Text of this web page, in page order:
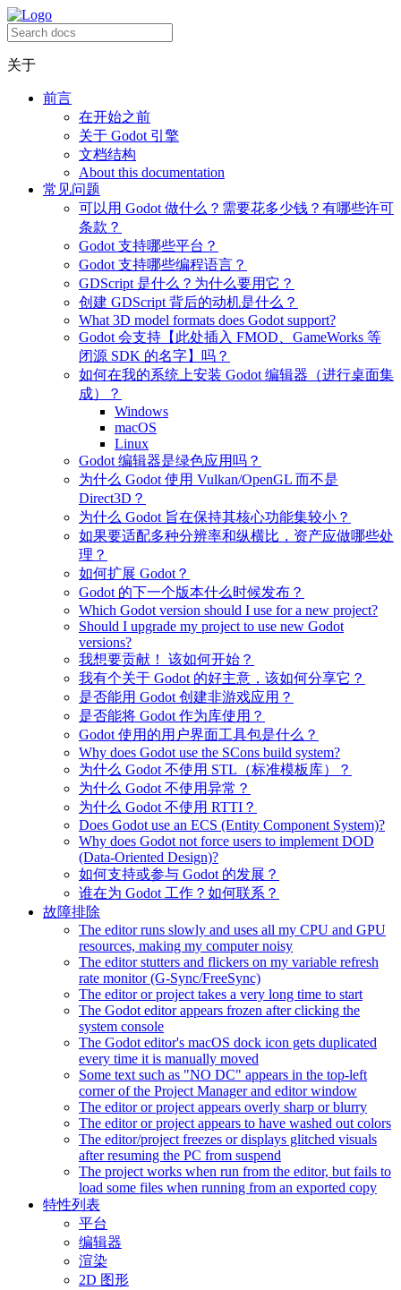
关于
前言
在开始之前
关于 Godot 引擎
文档结构
About this documentation
常见问题
可以用 Godot 做什么？需要花多少钱？有哪些许可
条款？
Godot 支持哪些平台？
Godot 支持哪些编程语言？
GDScript 是什么？为什么要用它？
创建 GDScript 背后的动机是什么？
What 3D model formats does Godot support?
Godot 会支持【此处插入 FMOD、GameWorks 等
闭源 SDK 的名字】吗？
如何在我的系统上安装 Godot 编辑器（进行桌面集
成）？
Windows
macOS
Linux
Godot 编辑器是绿色应用吗？
为什么 Godot 使用 Vulkan/OpenGL 而不是
Direct3D？
为什么 Godot 旨在保持其核心功能集较小？
如果要适配多种分辨率和纵横比，资产应做哪些处
理？
如何扩展 Godot？
Godot 的下一个版本什么时候发布？
Which Godot version should I use for a new project?
Should I upgrade my project to use new Godot
versions?
我想要贡献！ 该如何开始？
我有个关于 Godot 的好主意，该如何分享它？
是否能用 Godot 创建非游戏应用？
是否能将 Godot 作为库使用？
Godot 使用的用户界面工具包是什么？
Why does Godot use the SCons build system?
为什么 Godot 不使用 STL（标准模板库）？
为什么 Godot 不使用异常？
为什么 Godot 不使用 RTTI？
Does Godot use an ECS (Entity Component System)?
Why does Godot not force users to implement DOD
(Data-Oriented Design)?
如何支持或参与 Godot 的发展？
谁在为 Godot 工作？如何联系？
故障排除
The editor runs slowly and uses all my CPU and GPU
resources, making my computer noisy
The editor stutters and flickers on my variable refresh
rate monitor (G-Sync/FreeSync)
The editor or project takes a very long time to start
The Godot editor appears frozen after clicking the
system console
The Godot editor's macOS dock icon gets duplicated
every time it is manually moved
Some text such as "NO DC" appears in the top-left
corner of the Project Manager and editor window
The editor or project appears overly sharp or blurry
The editor or project appears to have washed out colors
The editor/project freezes or displays glitched visuals
after resuming the PC from suspend
The project works when run from the editor, but fails to
load some files when running from an exported copy
特性列表
平台
编辑器
渲染
2D 图形